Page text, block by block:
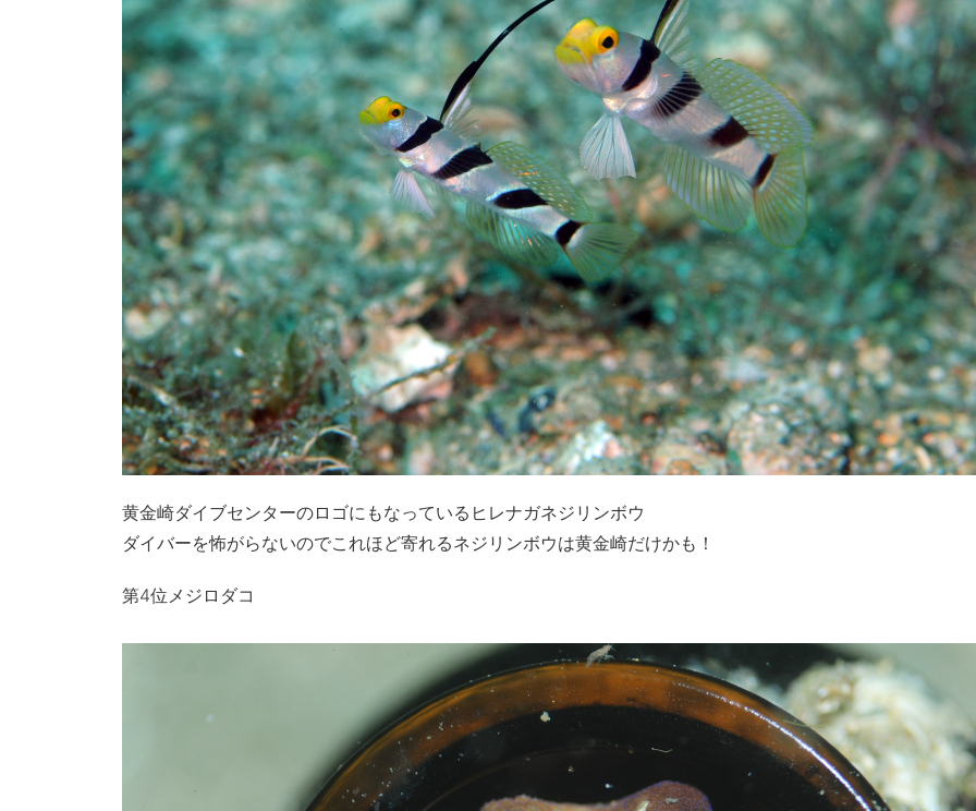
黄金崎ダイブセンターのロゴにもなっているヒレナガネジリンボウ
ダイバーを怖がらないのでこれほど寄れるネジリンボウは黄金崎だけかも！
第4位メジロダコ